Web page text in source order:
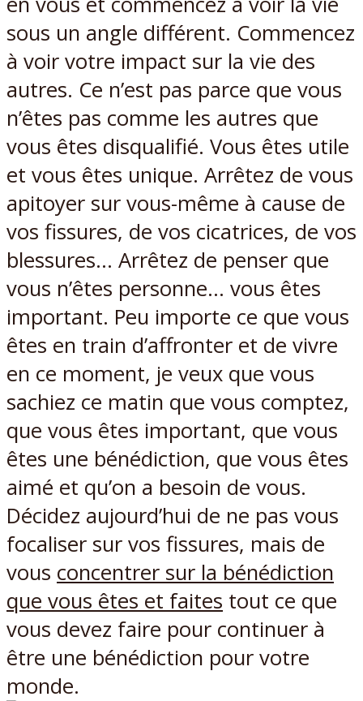
sous un angle différent. Commencez
à voir votre impact sur la vie des
autres. Ce n’est pas parce que vous
n’êtes pas comme les autres que
vous êtes disqualifié. Vous êtes utile
et vous êtes unique. Arrêtez de vous
apitoyer sur vous-même à cause de
vos fissures, de vos cicatrices, de vos
blessures… Arrêtez de penser que
vous n’êtes personne… vous êtes
important. Peu importe ce que vous
êtes en train d’affronter et de vivre
en ce moment, je veux que vous
sachiez ce matin que vous comptez,
que vous êtes important, que vous
êtes une bénédiction, que vous êtes
aimé et qu’on a besoin de vous.
Décidez aujourd’hui de ne pas vous
focaliser sur vos fissures, mais de
vous concentrer sur la bénédiction
que vous êtes et faites tout ce que
vous devez faire pour continuer à
être une bénédiction pour votre
monde.